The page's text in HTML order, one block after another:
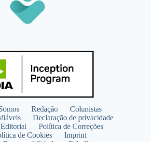
Redação
Colunistas
Declaração de privacidade
Política de Correções
de Cookies
Imprint